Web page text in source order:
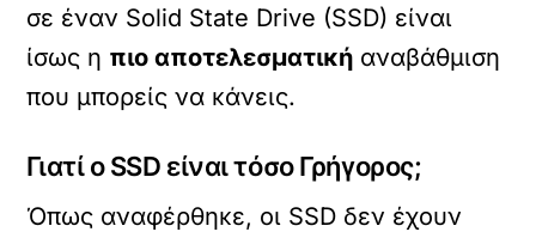
σε έναν Solid State Drive (SSD) είναι
ίσως η πιο αποτελεσματική αναβάθμιση
που μπορείς να κάνεις.
Γιατί ο SSD είναι τόσο Γρήγορος;
Όπως αναφέρθηκε, οι SSD δεν έχουν